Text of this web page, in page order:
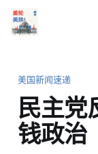
美国新闻速递
民主党
钱政治